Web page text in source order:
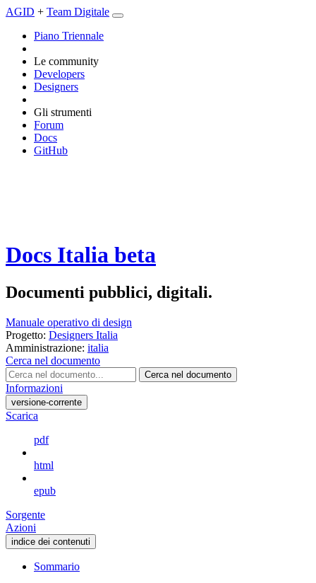
AGID + Team Digitale
Piano Triennale
Le community
Developers
Designers
Gli strumenti
Forum
Docs
GitHub
Docs Italia beta
Documenti pubblici, digitali.
Manuale operativo di design
Progetto: Designers Italia
Amministrazione: italia
Cerca nel documento
Cerca nel documento
Informazioni
versione-corrente
Scarica
pdf
html
epub
Sorgente
Azioni
indice dei contenuti
Sommario